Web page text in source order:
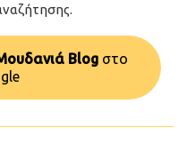
Blog στo